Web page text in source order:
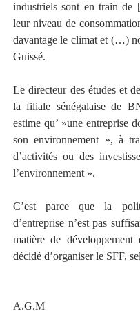
industriels sont en train de
leur niveau de
davantage le climat et (…)
Guissé.
Le directeur des études et
la filiale sénégalaise de
estime qu’ »une entreprise
son environnement », à
d’activités ou des
l’environnement ».
C’est parce que la
d’entreprise n’est pas
matière de
décidé d’organiser le SFF,
A.G.M